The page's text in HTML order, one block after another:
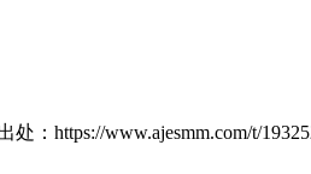
：https://www.ajesmm.com/t/